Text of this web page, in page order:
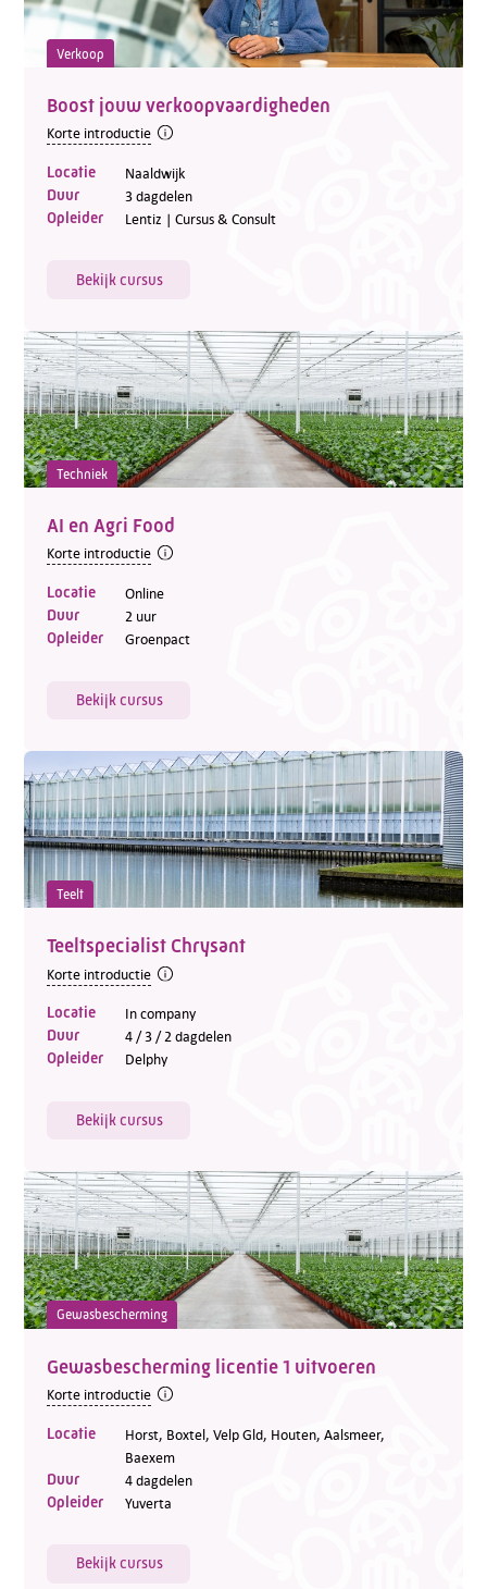
Verkoop
Boost jouw verkoopvaardigheden
Korte introductie
Locatie Naaldwijk
Duur 3 dagdelen
Opleider Lentiz | Cursus & Consult
Bekijk cursus
Techniek
AI en Agri Food
Korte introductie
Locatie Online
Duur 2 uur
Opleider Groenpact
Bekijk cursus
Teelt
Teeltspecialist Chrysant
Korte introductie
Locatie In company
Duur 4 / 3 / 2 dagdelen
Opleider Delphy
Bekijk cursus
Gewasbescherming
Gewasbescherming licentie 1 uitvoeren
Korte introductie
Locatie
Horst, Boxtel, Velp Gld, Houten, Aalsmeer,
Baexem
Duur 4 dagdelen
Opleider Yuverta
Bekijk cursus